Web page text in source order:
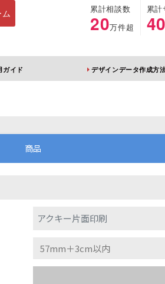
累計相談数
20万件超
累
ガイド デザインデータ作成方
リルスタンド 片
面印刷 無地台座
ふりふりキーホ
商品
アクキー片面印刷